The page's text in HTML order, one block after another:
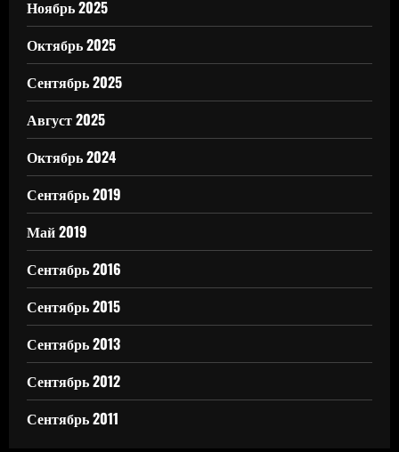
Ноябрь 2025
Октябрь 2025
Сентябрь 2025
Август 2025
Октябрь 2024
Сентябрь 2019
Май 2019
Сентябрь 2016
Сентябрь 2015
Сентябрь 2013
Сентябрь 2012
Сентябрь 2011